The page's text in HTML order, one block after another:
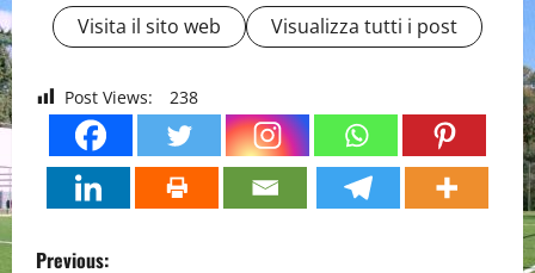
Visita il sito web Visualizza tutti i post
Post Views: 238
P
Previous: